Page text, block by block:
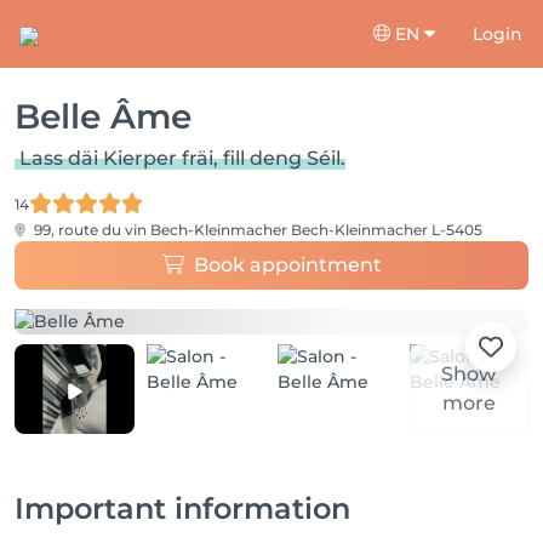
EN Login
Belle Âme
Lass däi Kierper fräi, fill deng Séil.
14
99, route du vin Bech-Kleinmacher Bech-Kleinmacher L-5405
Book appointment
Show
more
Important information